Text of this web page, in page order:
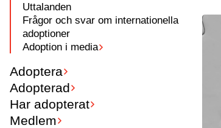
Uttalanden
Frågor och svar om internationella
adoptioner
Adoption i media
Adoptera
Adopterad
Har adopterat
Medlem